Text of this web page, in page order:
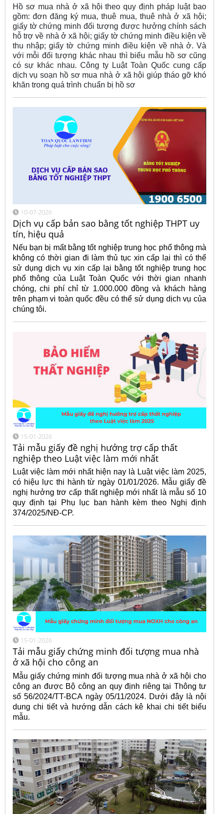
Hồ sơ mua nhà ở xã hội theo quy định pháp luật bao
gồm: đơn đăng ký mua, thuê mua, thuê nhà ở xã hội;
giấy tờ chứng minh đối tượng được hưởng chính sách
hỗ trợ về nhà ở xã hội; giấy tờ chứng minh điều kiện về
thu nhập; giấy tờ chứng minh điều kiện về nhà ở. Và
với mỗi đối tượng khác nhau thì biểu mẫu hồ sơ cũng
có sự khác nhau. Công ty Luật Toàn Quốc cung cấp
dịch vụ soạn hồ sơ mua nhà ở xã hội giúp tháo gỡ khó
khăn trong quá trình chuẩn bị hồ sơ
10-07-2026
Dịch vụ cấp bản sao bằng tốt nghiệp THPT uy
tín, hiệu quả
Nếu bạn bị mất bằng tốt nghiệp trung học phổ thông mà
không có thời gian đi làm thủ tục xin cấp lại thì có thể
sử dụng dịch vụ xin cấp lại bằng tốt nghiệp trung học
phổ thông của Luật Toàn Quốc với thời gian nhanh
chóng, chi phí chỉ từ 1.000.000 đồng và khách hàng
trên phạm vi toàn quốc đều có thể sử dụng dịch vụ của
chúng tôi.
15-01-2026
Tải mẫu giấy đề nghị hưởng trợ cấp thất
nghiệp theo Luật việc làm mới nhất
Luật việc làm mới nhất hiện nay là Luật việc làm 2025,
có hiệu lực thi hành từ ngày 01/01/2026. Mẫu giấy đề
nghị hưởng trơ cấp thất nghiệp mới nhất là mẫu số 10
quy định tại Phụ lục ban hành kèm theo Nghị định
374/2025/NĐ-CP.
15-01-2026
Tải mẫu giấy chứng minh đối tượng mua nhà
ở xã hội cho công an
Mẫu giấy chứng minh đối tượng mua nhà ở xã hội cho
công an được Bộ công an quy định riêng tại Thông tư
số 56/2024/TT-BCA ngày 05/11/2024. Dưới đây là nội
dung chi tiết và hướng dẫn cách kê khai chi tiết biểu
mẫu.